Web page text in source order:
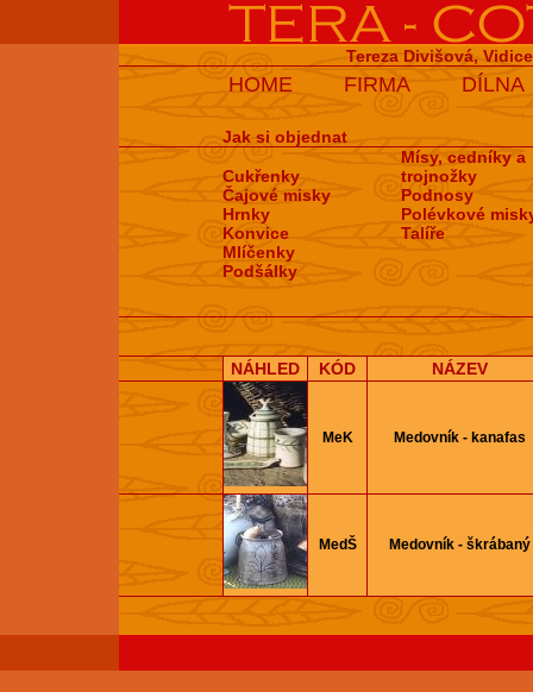
Tereza Divišová,
HOME FIRMA DÍLNA
Jak si objednat
Cukřenky
Čajové misky
Hrnky
Konvice
Mlíčenky
Podšálky
Mísy, cedníky a
trojnožky
Podnosy
Polévkové
Talíře
NÁHLED KÓD NÁZEV
MeK Medovník - kanafas
MedŠ Medovník - škrábaný